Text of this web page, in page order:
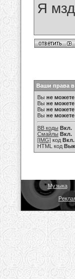
Я
Ваши права в
Вы не можете
Вы не можете
Вы не можете
Вы не можете
BB коды Вкл.
Смайлы Вкл.
[IMG] код Вкл.
HTML код
Музыка